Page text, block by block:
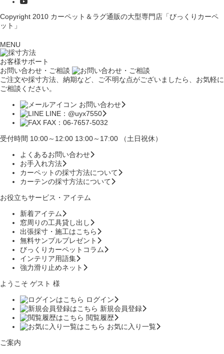
Copyright 2010 カーペット＆ラグ通販の大型専門店「びっくりカーペ
ット」
MENU
お客様サポート
お問い合わせ・ご相談
ご注文や採寸方法、納期など、ご不明な点がございましたら、お気軽に
ご相談ください。
お問い合わせ
LINE：@uyx7550
FAX：06-7657-5032
受付時間 10:00～12:00 13:00～17:00 （土日祝休）
よくあるお問い合わせ
お手入れ方法
カーペットの採寸方法について
カーテンの採寸方法について
お役立ちサービス・アイテム
新着アイテム
窓周りの工具貸し出し
出張採寸・施工はこちら
無料サンプルプレゼント
びっくりカーペットコラム
インテリア用語集
強力滑り止めネット
ようこそ ゲスト 様
ログイン
新規会員登録
閲覧履歴
お気に入り一覧
ご案内